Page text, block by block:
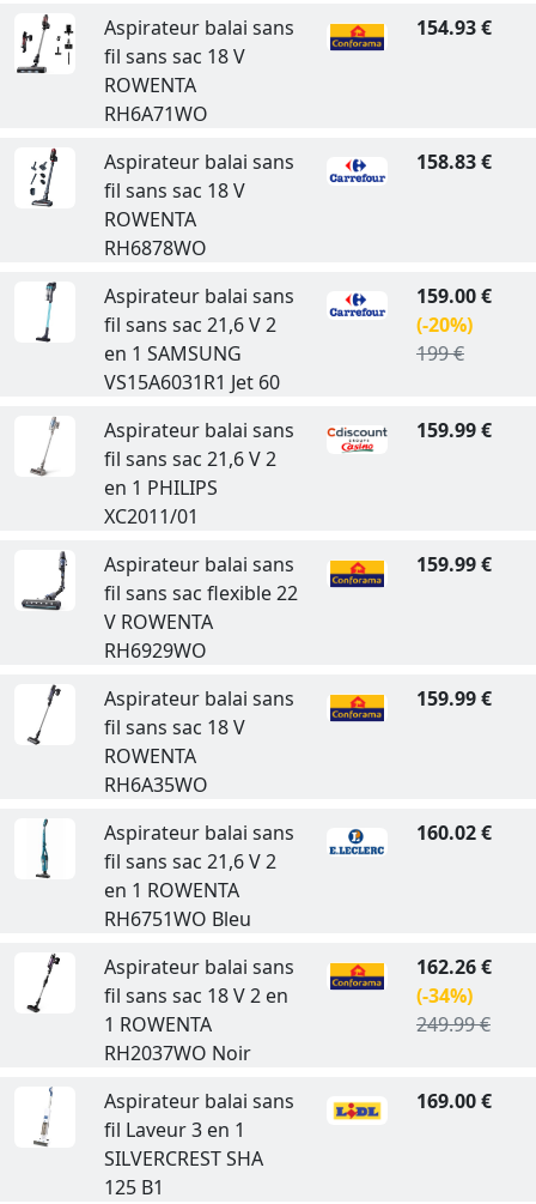
Aspirateur balai sans
fil sans sac 18 V
ROWENTA
RH6A71WO
154.93 €
Aspirateur balai sans
fil sans sac 18 V
ROWENTA
RH6878WO
158.83 €
Aspirateur balai sans
fil sans sac 21,6 V 2
en 1 SAMSUNG
VS15A6031R1 Jet 60
159.00 €
(-20%)
199 €
Aspirateur balai sans
fil sans sac 21,6 V 2
en 1 PHILIPS
XC2011/01
159.99 €
Aspirateur balai sans
fil sans sac flexible 22
V ROWENTA
RH6929WO
159.99 €
Aspirateur balai sans
fil sans sac 18 V
ROWENTA
RH6A35WO
159.99 €
Aspirateur balai sans
fil sans sac 21,6 V 2
en 1 ROWENTA
RH6751WO Bleu
160.02 €
Aspirateur balai sans
fil sans sac 18 V 2 en
1 ROWENTA
RH2037WO Noir
162.26 €
(-34%)
249.99 €
Aspirateur balai sans
fil Laveur 3 en 1
SILVERCREST SHA
125 B1
169.00 €